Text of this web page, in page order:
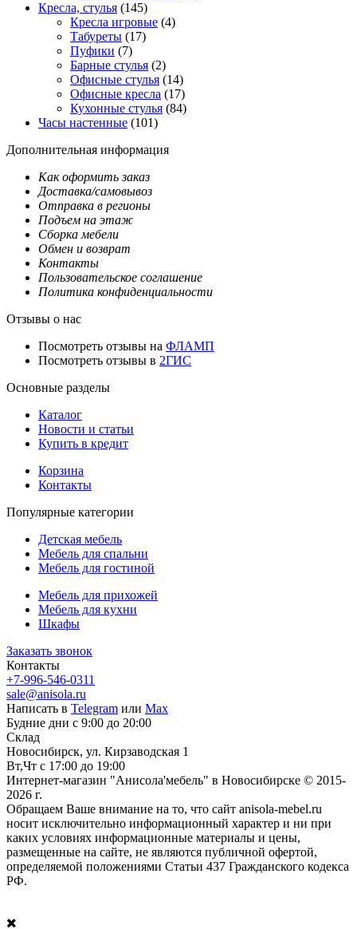
Кресла, стулья (145)
Кресла игровые (4)
Табуреты (17)
Пуфики (7)
Барные стулья (2)
Офисные стулья (14)
Офисные кресла (17)
Кухонные стулья (84)
Часы настенные (101)
Дополнительная информация
Как оформить заказ
Доставка/самовывоз
Отправка в регионы
Подъем на этаж
Сборка мебели
Обмен и возврат
Контакты
Пользовательское соглашение
Политика конфиденциальности
Отзывы о нас
Посмотреть отзывы на ФЛАМП
Посмотреть отзывы в 2ГИС
Основные разделы
Каталог
Новости и статьи
Купить в кредит
Корзина
Контакты
Популярные категории
Детская мебель
Мебель для спальни
Мебель для гостиной
Мебель для прихожей
Мебель для кухни
Шкафы
Заказать звонок
Контакты
+7-996-546-0311
sale@anisola.ru
Написать в Telegram или Max
Будние дни с 9:00 до 20:00
Склад
Новосибирск, ул. Кирзаводская 1
Вт,Чт с 17:00 до 19:00
Интернет-магазин "Анисола'мебель" в Новосибирске © 2015-
2026 г.
Обращаем Ваше внимание на то, что сайт anisola-mebel.ru
носит исключительно информационный характер и ни при
каких условиях информационные материалы и цены,
размещенные на сайте, не являются публичной офертой,
определяемой положениями Статьи 437 Гражданского кодекса
РФ.